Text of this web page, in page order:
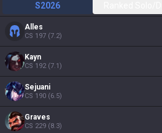
S2026
Alles
CS 197 (7.2)
Kayn
CS 192(7.1)
Sejuani
CS 190 (6.5)
Graves
CS 229 (8.3)